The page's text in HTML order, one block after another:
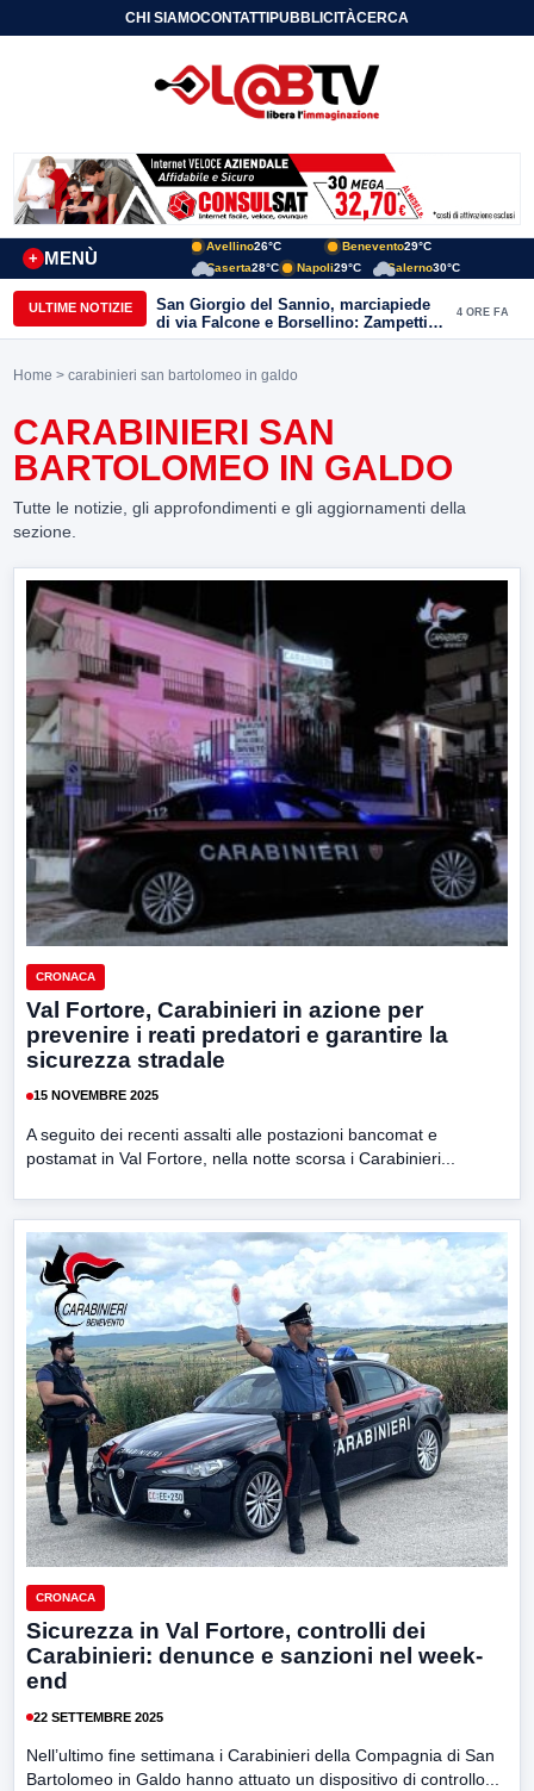
CHI SIAMOCONTATTIPUBBLICITÀCERCA
MENÙ
+
Avellino26°C Benevento29°C
Caserta28°C Napoli29°C Salerno30°C
ULTIME NOTIZIE
San Giorgio del Sannio, marciapiede
di via Falcone e Borsellino: Zampetti e
Lombardi replicano alle polemiche
4 ORE FA
Home > carabinieri san bartolomeo in galdo
CARABINIERI SAN
BARTOLOMEO IN GALDO
Tutte le notizie, gli approfondimenti e gli aggiornamenti della
sezione.
CRONACA
Val Fortore, Carabinieri in azione per
prevenire i reati predatori e garantire la
sicurezza stradale
15 NOVEMBRE 2025
A seguito dei recenti assalti alle postazioni bancomat e
postamat in Val Fortore, nella notte scorsa i Carabinieri...
CRONACA
Sicurezza in Val Fortore, controlli dei
Carabinieri: denunce e sanzioni nel week-
end
22 SETTEMBRE 2025
Nell’ultimo fine settimana i Carabinieri della Compagnia di San
Bartolomeo in Galdo hanno attuato un dispositivo di controllo...